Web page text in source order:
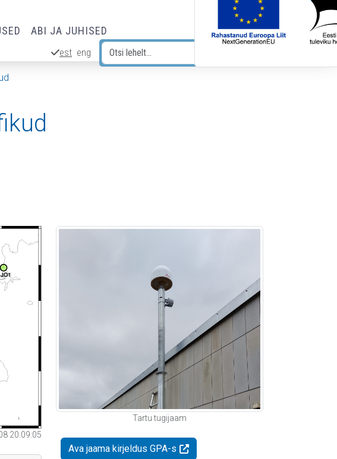
ABI JA JUHISED
est eng
20:09:05
Tartu tugijaam
Ava jaama kirjeldus GPA-s